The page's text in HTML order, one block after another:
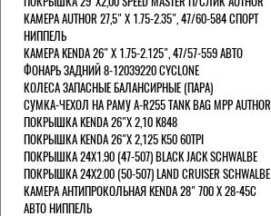
КАМЕРА AUTHOR 27,5" Х 1.75-2.35", 47/60-584 СПОРТ
НИППЕЛЬ
КАМЕРА KENDA 26" Х 1.75-2.125", 47/57-559 АВТО
ФОНАРЬ ЗАДНИЙ 8-12039220 CYCLONE
КОЛЕСА ЗАПАСНЫЕ БАЛАНСИРНЫЕ (ПАРА)
CУМКА-ЧЕХОЛ НА РАМУ A-R255 TANK BAG MPP AUTHOR
ПОКРЫШКА KENDA 26"Х 2,10 K848
ПОКРЫШКА KENDA 26"Х 2,125 K50 60TPI
ПОКРЫШКА 24X1.90 (47-507) BLACK JACK SCHWALBE
ПОКРЫШКА 24X2.00 (50-507) LAND CRUISER SCHWALBE
КАМЕРА АНТИПРОКОЛЬНАЯ KENDA 28" 700 Х 28-45C
АВТО НИППЕЛЬ